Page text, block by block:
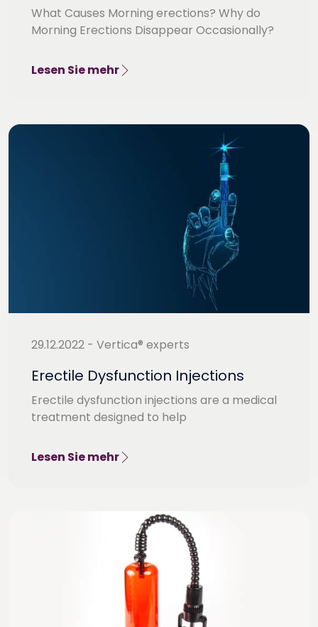
What Causes Morning erections? Why do
Morning Erections Disappear Occasionally?
Lesen Sie mehr
29.12.2022 - Vertica® experts
Erectile Dysfunction Injections
Erectile dysfunction injections are a medical
treatment designed to help
Lesen Sie mehr